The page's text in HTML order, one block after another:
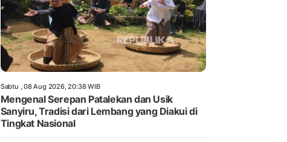
Sabtu , 08 Aug 2026, 20:38 WIB
Mengenal Serepan Patalekan dan Usik
Sanyiru, Tradisi dari Lembang yang Diakui di
Tingkat Nasional